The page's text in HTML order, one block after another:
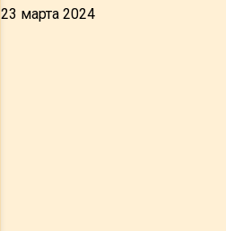
23 марта 2024